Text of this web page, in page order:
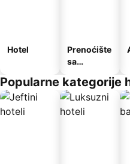
Hotel
Prenoćište
sa
Popularne kategorije